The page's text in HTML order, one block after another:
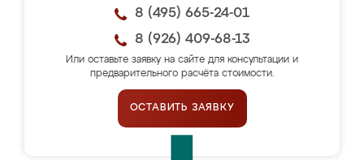
8 (495) 665-24-01
8 (926) 409-68-13
Или оставьте заявку на сайте для консультации и
предварительного расчёта стоимости.
ОСТАВИТЬ ЗАЯВКУ